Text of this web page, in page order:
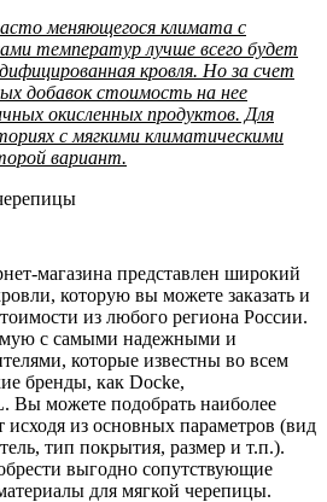
меняющегося климата с
температур лучше всего будет
кровля. Но за счет
добавок стоимость на нее
окисленных продуктов. Для
с мягкими климатическими
вариант.
магазина представлен широкий
которую вы можете заказать и
из любого региона России.
с самыми надежными и
которые известны во всем
бренды, как Docke,
можете подобрать наиболее
из основных параметров (вид
тип покрытия, размер и т.п.).
выгодно сопутствующие
для мягкой черепицы.